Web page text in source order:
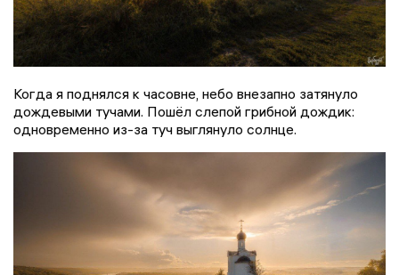
Когда я поднялся к часовне, небо внезапно затянуло
дождевыми тучами. Пошёл слепой грибной дождик:
одновременно из-за туч выглянуло солнце.